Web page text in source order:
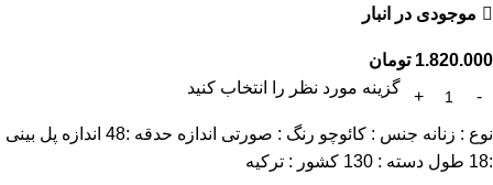
موجودی در انبار
1.820.000 تومان
گزینه مورد نظر را انتخاب کنید
نوع : زنانه جنس : کائوچو رنگ : صورتی اندازه حدقه :48 اندازه پل بینی
:18 طول دسته : 130 کشور : ترکیه